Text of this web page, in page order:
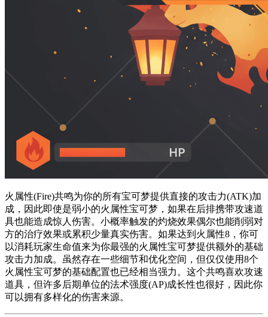
火属性(Fire)共鸣为你的所有宝可梦提供直接的攻击力(ATK)加
成，因此即使是弱小的火属性宝可梦，如果在后排携带攻速道
具也能造成惊人伤害。小概率触发的灼烧效果偶尔也能削弱对
方的治疗效果或累积少量真实伤害。如果达到火属性8，你可
以消耗玩家生命值来为你最强的火属性宝可梦提供额外的基础
攻击力加成。虽然存在一些细节和优化空间，但仅仅使用8个
火属性宝可梦的基础配置也已经相当强力。这个共鸣喜欢攻速
道具，但许多后期单位的法术强度(AP)成长性也很好，因此你
可以拥有多样化的伤害来源。